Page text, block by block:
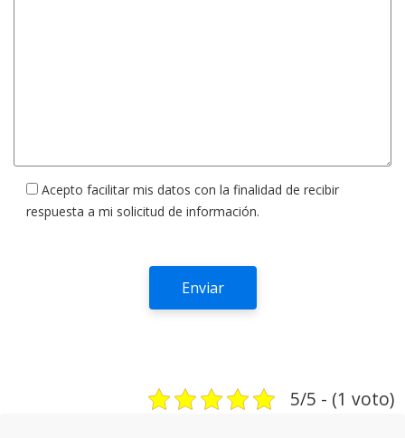
Acepto facilitar mis datos con la finalidad de recibir
respuesta a mi solicitud de información.
5/5 - (1 voto)